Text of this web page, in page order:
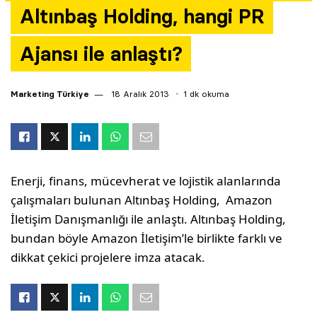
Altınbaş Holding, hangi PR
Ajansı ile anlaştı?
Marketing Türkiye 18 Aralık 2013 1 dk okuma
Enerji, finans, mücevherat ve lojistik alanlarında
çalışmaları bulunan Altınbaş Holding, Amazon
İletişim Danışmanlığı ile anlaştı. Altınbaş Holding,
bundan böyle Amazon İletişim’le birlikte farklı ve
dikkat çekici projelere imza atacak.
Yazarlar
Araştırma